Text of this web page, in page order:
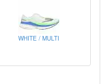
WHITE / MULTI